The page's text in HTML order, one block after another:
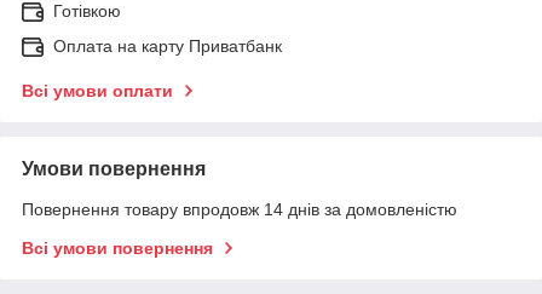
Готівкою
Оплата на карту Приватбанк
Всі умови оплати
Умови повернення
Повернення товару впродовж 14 днів за домовленістю
Всі умови повернення